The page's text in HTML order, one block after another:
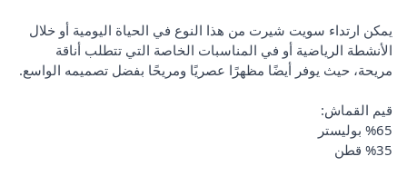
يمكن ارتداء سويت شيرت من هذا النوع في الحياة اليومية أو خلال
الأنشطة الرياضية أو في المناسبات الخاصة التي تتطلب أناقة
مريحة، حيث يوفر أيضًا مظهرًا عصريًا ومريحًا بفضل تصميمه الواسع.
قيم القماش:
%65 بوليستر
%35 قطن